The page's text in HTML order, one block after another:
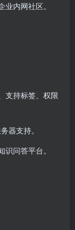
内网社区。
支持标签、权限
器支持。
问答平台。